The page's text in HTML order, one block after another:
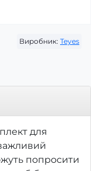
Виробник: Teyes
для
попросити